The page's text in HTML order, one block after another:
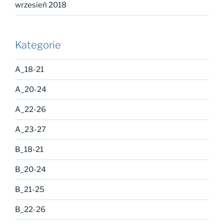
wrzesień 2018
Kategorie
A_18-21
A_20-24
A_22-26
A_23-27
B_18-21
B_20-24
B_21-25
B_22-26